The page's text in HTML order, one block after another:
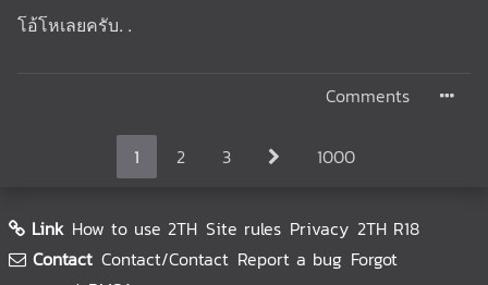
โอ้โหเลยครับ. .
Comments
1 2 3 1000
Link How to use 2TH Site rules Privacy 2TH R18
Contact Contact/Contact Report a bug Forgot